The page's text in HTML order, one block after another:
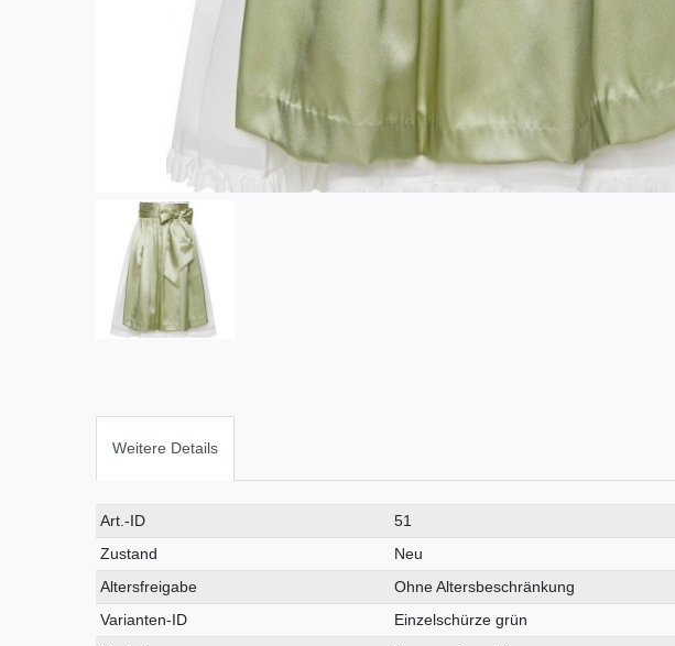
Weitere Details
Art.-ID
51
Zustand
Neu
Altersfreigabe
Ohne Altersbeschränkung
Varianten-ID
Einzelschürze grün